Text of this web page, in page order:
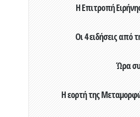
Η Επιτροπή
Οι 4 ειδήσεις από
Ώρα
Η εορτή της